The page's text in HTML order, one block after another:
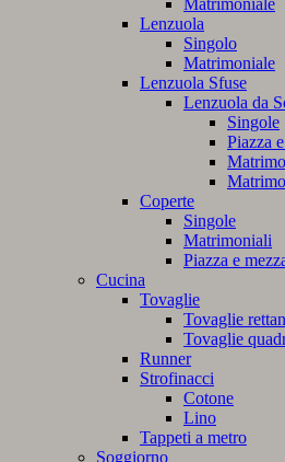
Lenzuola
Singolo
Matrimoniale
Lenzuola Sfuse
Lenzuola da
Singole
Piazza
Coperte
Singole
Matrimoniali
Piazza e
Cucina
Tovaglie
Tovaglie
Tovaglie
Runner
Strofinacci
Cotone
Lino
Tappeti a metro
Soggiorno